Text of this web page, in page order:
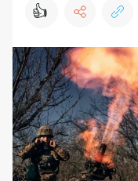
👍